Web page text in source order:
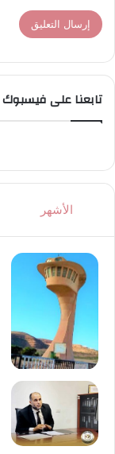
تابعنا على فيسبوك
الأشهر